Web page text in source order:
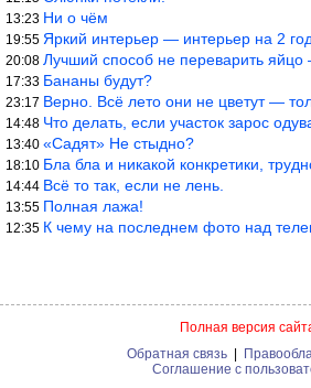
13:23 Ни о чём
19:55 Яркий интерьер — интерьер на 2 года!
20:08 Лучший способ не переварить яйцо —
17:33 Бананы будут?
23:17 Верно. Всё лето они не цветут — только
14:48 Что делать, если участок зарос
13:40 «Садят» Не стыдно?
18:10 Бла бла и никакой конкретики, трудно
14:44 Всё то так, если не лень.
13:55 Полная лажа!
12:35 К чему на последнем фото над
Полная версия
Обратная связь
Соглашение с